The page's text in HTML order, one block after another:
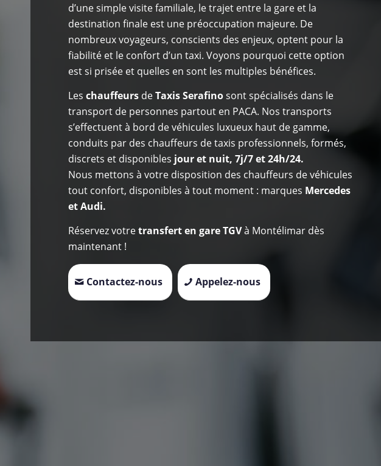
d’une simple visite familiale, le trajet entre la gare et la
destination finale est une préoccupation majeure. De
nombreux voyageurs, conscients des enjeux, optent pour la
fiabilité et le confort d’un taxi. Voyons pourquoi cette option
est si prisée et quelles en sont les multiples bénéfices.
Leschauffeurs deTaxis Serafinosont spécialisés dans le
transport de personnes partout en PACA. Nos transports
s’effectuent à bord de véhicules luxueux haut de gamme,
conduits par des chauffeurs de taxis professionnels, formés,
discrets et disponibles jour et nuit, 7j/7 et 24h/24.
Nous mettons à votre disposition des chauffeurs de véhicules
tout confort, disponibles à tout moment : marques Mercedes
et Audi.
Réservez votretransfert en gare TGVà Montélimar dès
maintenant !
Contactez-nous Appelez-nous